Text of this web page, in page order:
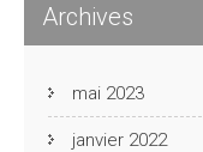
Archives
mai 2023
janvier 2022